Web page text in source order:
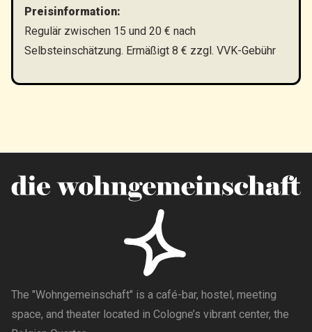
Preisinformation:
Regulär zwischen 15 und 20 € nach
Selbsteinschätzung. Ermäßigt 8 € zzgl. VVK-Gebühr
The "Wohngemeinschaft" is a café-bar, hostel, meeting
space, and theater located in Cologne’s vibrant center, the